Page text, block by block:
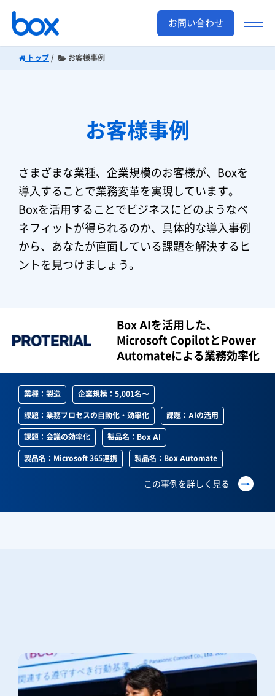
お問い合わせ
トップ お客様事例
お客様事例
さまざまな業種、企業規模のお客様が、Boxを
導入することで業務変革を実現しています。
Boxを活用することでビジネスにどのようなベ
ネフィットが得られるのか、具体的な導入事例
から、あなたが直面している課題を解決するヒ
ントを見つけましょう。
Box AIを活用した、
Microsoft CopilotとPower
Automateによる業務効率化
業種：製造 企業規模：5,001名〜
課題：業務プロセスの自動化・効率化 課題：AIの活用
課題：会議の効率化 製品名：Box AI
製品名：Microsoft 365連携 製品名：Box Automate
この事例を詳しく見る